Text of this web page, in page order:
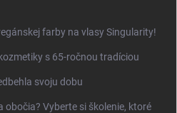
farby na vlasy Singularity!
s 65-ročnou tradíciou
svoju dobu
Vyberte si školenie, ktoré